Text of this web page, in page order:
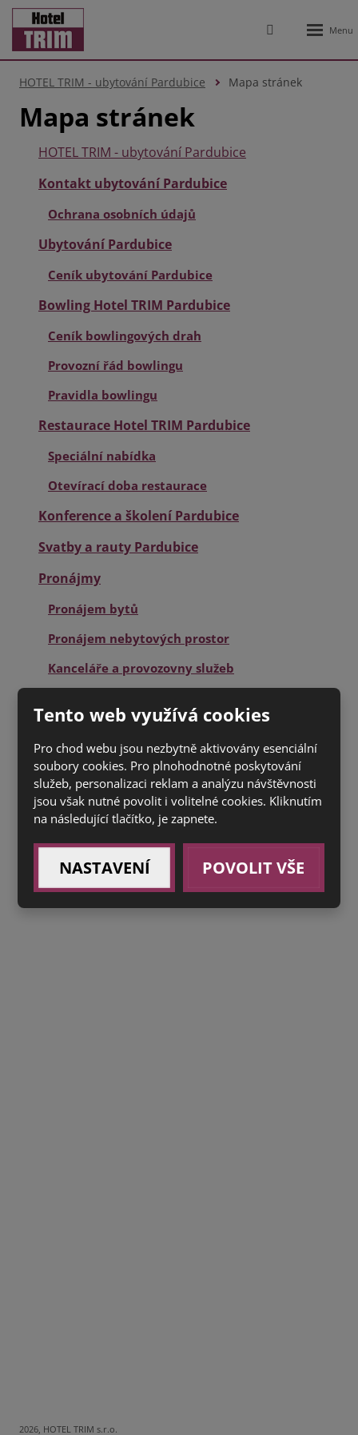
Vyhledávání
HOTEL TRIM - ubytování Pardubice Mapa stránek
Mapa stránek
HOTEL TRIM - ubytování Pardubice
Kontakt ubytování Pardubice
Ochrana osobních údajů
Ubytování Pardubice
Ceník ubytování Pardubice
Bowling Hotel TRIM Pardubice
Ceník bowlingových drah
Provozní řád bowlingu
Pravidla bowlingu
Restaurace Hotel TRIM Pardubice
Speciální nabídka
Otevírací doba restaurace
Konference a školení Pardubice
Svatby a rauty Pardubice
Pronájmy
Pronájem bytů
Pronájem nebytových prostor
Kanceláře a provozovny služeb
Podmínky použití
Rezervační stránka
Video
2026, HOTEL TRIM s.r.o.
Tento web využívá cookies
Pro chod webu jsou nezbytně aktivovány esenciální
soubory cookies. Pro plnohodnotné poskytování
služeb, personalizaci reklam a analýzu návštěvnosti
jsou však nutné povolit i volitelné cookies. Kliknutím
na následující tlačítko, je zapnete.
NASTAVENÍ POVOLIT VŠE